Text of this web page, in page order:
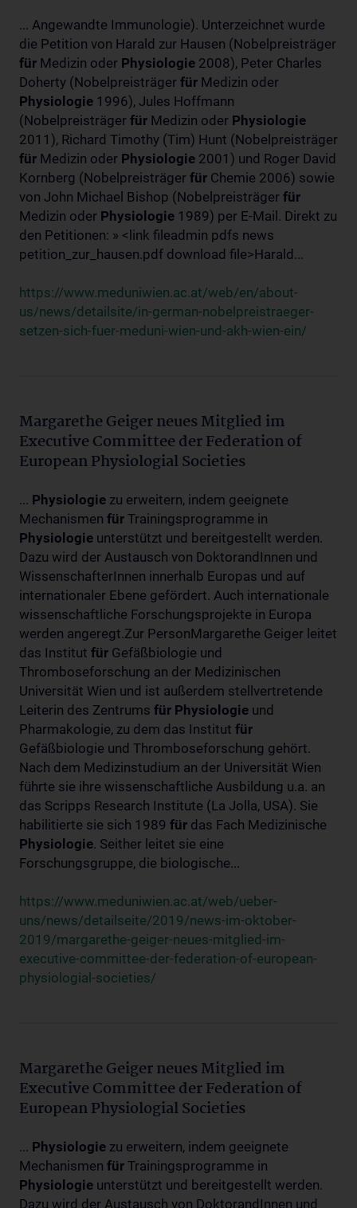
... Angewandte Immunologie). Unterzeichnet wurde
die Petition von Harald zur Hausen (Nobelpreisträger
für Medizin oder Physiologie 2008), Peter Charles
Doherty (Nobelpreisträger für Medizin oder
Physiologie 1996), Jules Hoffmann
(Nobelpreisträger für Medizin oder Physiologie
2011), Richard Timothy (Tim) Hunt (Nobelpreisträger
für Medizin oder Physiologie 2001) und Roger David
Kornberg (Nobelpreisträger für Chemie 2006) sowie
von John Michael Bishop (Nobelpreisträger für
Medizin oder Physiologie 1989) per E-Mail. Direkt zu
den Petitionen: » <link fileadmin pdfs news
petition_zur_hausen.pdf download file>Harald...
https://www.meduniwien.ac.at/web/en/about-
us/news/detailsite/in-german-nobelpreistraeger-
setzen-sich-fuer-meduni-wien-und-akh-wien-ein/
Margarethe Geiger neues Mitglied im
Executive Committee der Federation of
European Physiologial Societies
... Physiologie zu erweitern, indem geeignete
Mechanismen für Trainingsprogramme in
Physiologie unterstützt und bereitgestellt werden.
Dazu wird der Austausch von DoktorandInnen und
WissenschafterInnen innerhalb Europas und auf
internationaler Ebene gefördert. Auch internationale
wissenschaftliche Forschungsprojekte in Europa
werden angeregt.Zur PersonMargarethe Geiger leitet
das Institut für Gefäßbiologie und
Thromboseforschung an der Medizinischen
Universität Wien und ist außerdem stellvertretende
Leiterin des Zentrums für Physiologie und
Pharmakologie, zu dem das Institut für
Gefäßbiologie und Thromboseforschung gehört.
Nach dem Medizinstudium an der Universität Wien
führte sie ihre wissenschaftliche Ausbildung u.a. an
das Scripps Research Institute (La Jolla, USA). Sie
habilitierte sie sich 1989 für das Fach Medizinische
Physiologie. Seither leitet sie eine
Forschungsgruppe, die biologische...
https://www.meduniwien.ac.at/web/ueber-
uns/news/detailseite/2019/news-im-oktober-
2019/margarethe-geiger-neues-mitglied-im-
executive-committee-der-federation-of-european-
physiologial-societies/
Margarethe Geiger neues Mitglied im
Executive Committee der Federation of
European Physiologial Societies
... Physiologie zu erweitern, indem geeignete
Mechanismen für Trainingsprogramme in
Physiologie unterstützt und bereitgestellt werden.
Dazu wird der Austausch von DoktorandInnen und